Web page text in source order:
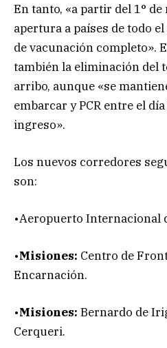
En tanto, «a partir del 1°
apertura a países de todo
de vacunación completo».
también la eliminación del
arribo, aunque «se
embarcar y PCR entre el
ingreso».
Los nuevos corredores
son:
•Aeropuerto Internacional
•Misiones: Centro de
Encarnación.
•Misiones: Bernardo de
Cerqueri.